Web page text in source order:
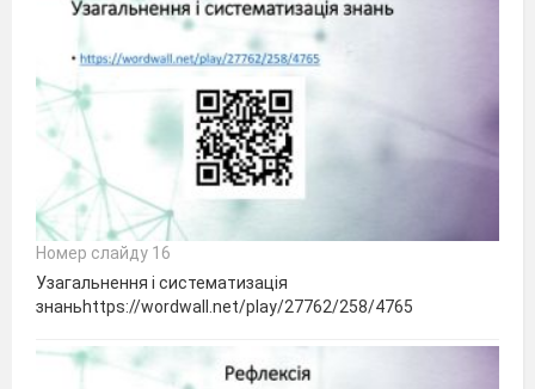
Номер слайду 16
Узагальнення і систематизація
знаньhttps://wordwall.net/play/27762/258/4765